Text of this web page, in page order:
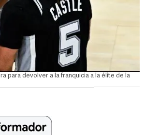
para devolver a la franquicia a la élite de la